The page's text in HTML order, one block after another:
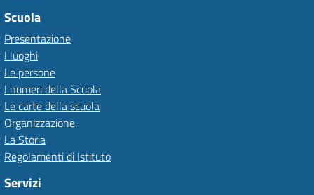
Scuola
Presentazione
I luoghi
Le persone
I numeri della Scuola
Le carte della scuola
Organizzazione
La Storia
Regolamenti di Istituto
Servizi